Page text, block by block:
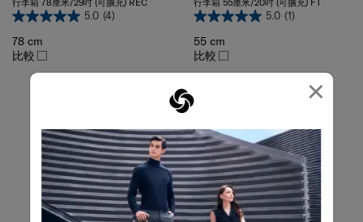
×
78 cm
比較
55 cm
比較